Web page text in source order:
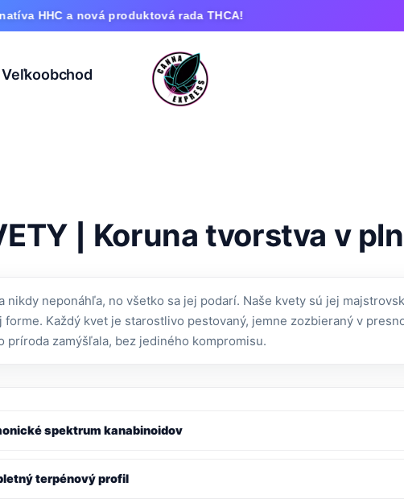
a nová produktová rada THCA!
Veľkoobchod
| Koruna tvorstva v
nikdy neponáhľa, no všetko sa jej podarí. Naše kvety sú jej
forme. Každý kvet je starostlivo pestovaný, jemne zozbieraný v
príroda zamýšľala, bez jediného kompromisu.
spektrum kanabinoidov
terpénový profil